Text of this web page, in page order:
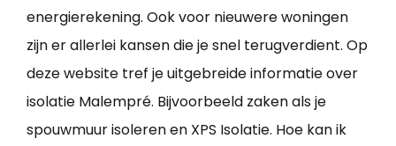
energierekening. Ook voor nieuwere woningen
zijn er allerlei kansen die je snel terugverdient. Op
deze website tref je uitgebreide informatie over
isolatie Malempré. Bijvoorbeeld zaken als je
spouwmuur isoleren en XPS Isolatie. Hoe kan ik